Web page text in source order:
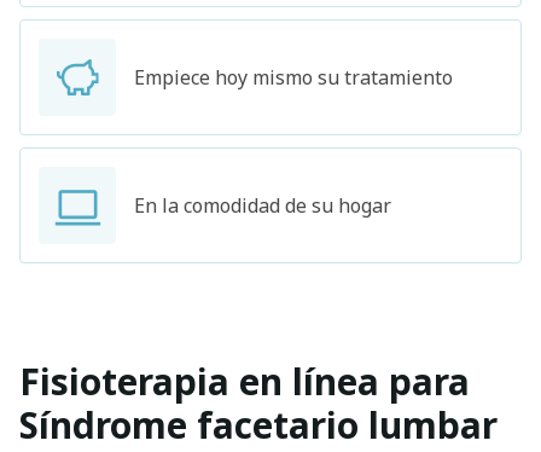
Empiece hoy mismo su tratamiento
En la comodidad de su hogar
Fisioterapia en línea para
Síndrome facetario lumbar